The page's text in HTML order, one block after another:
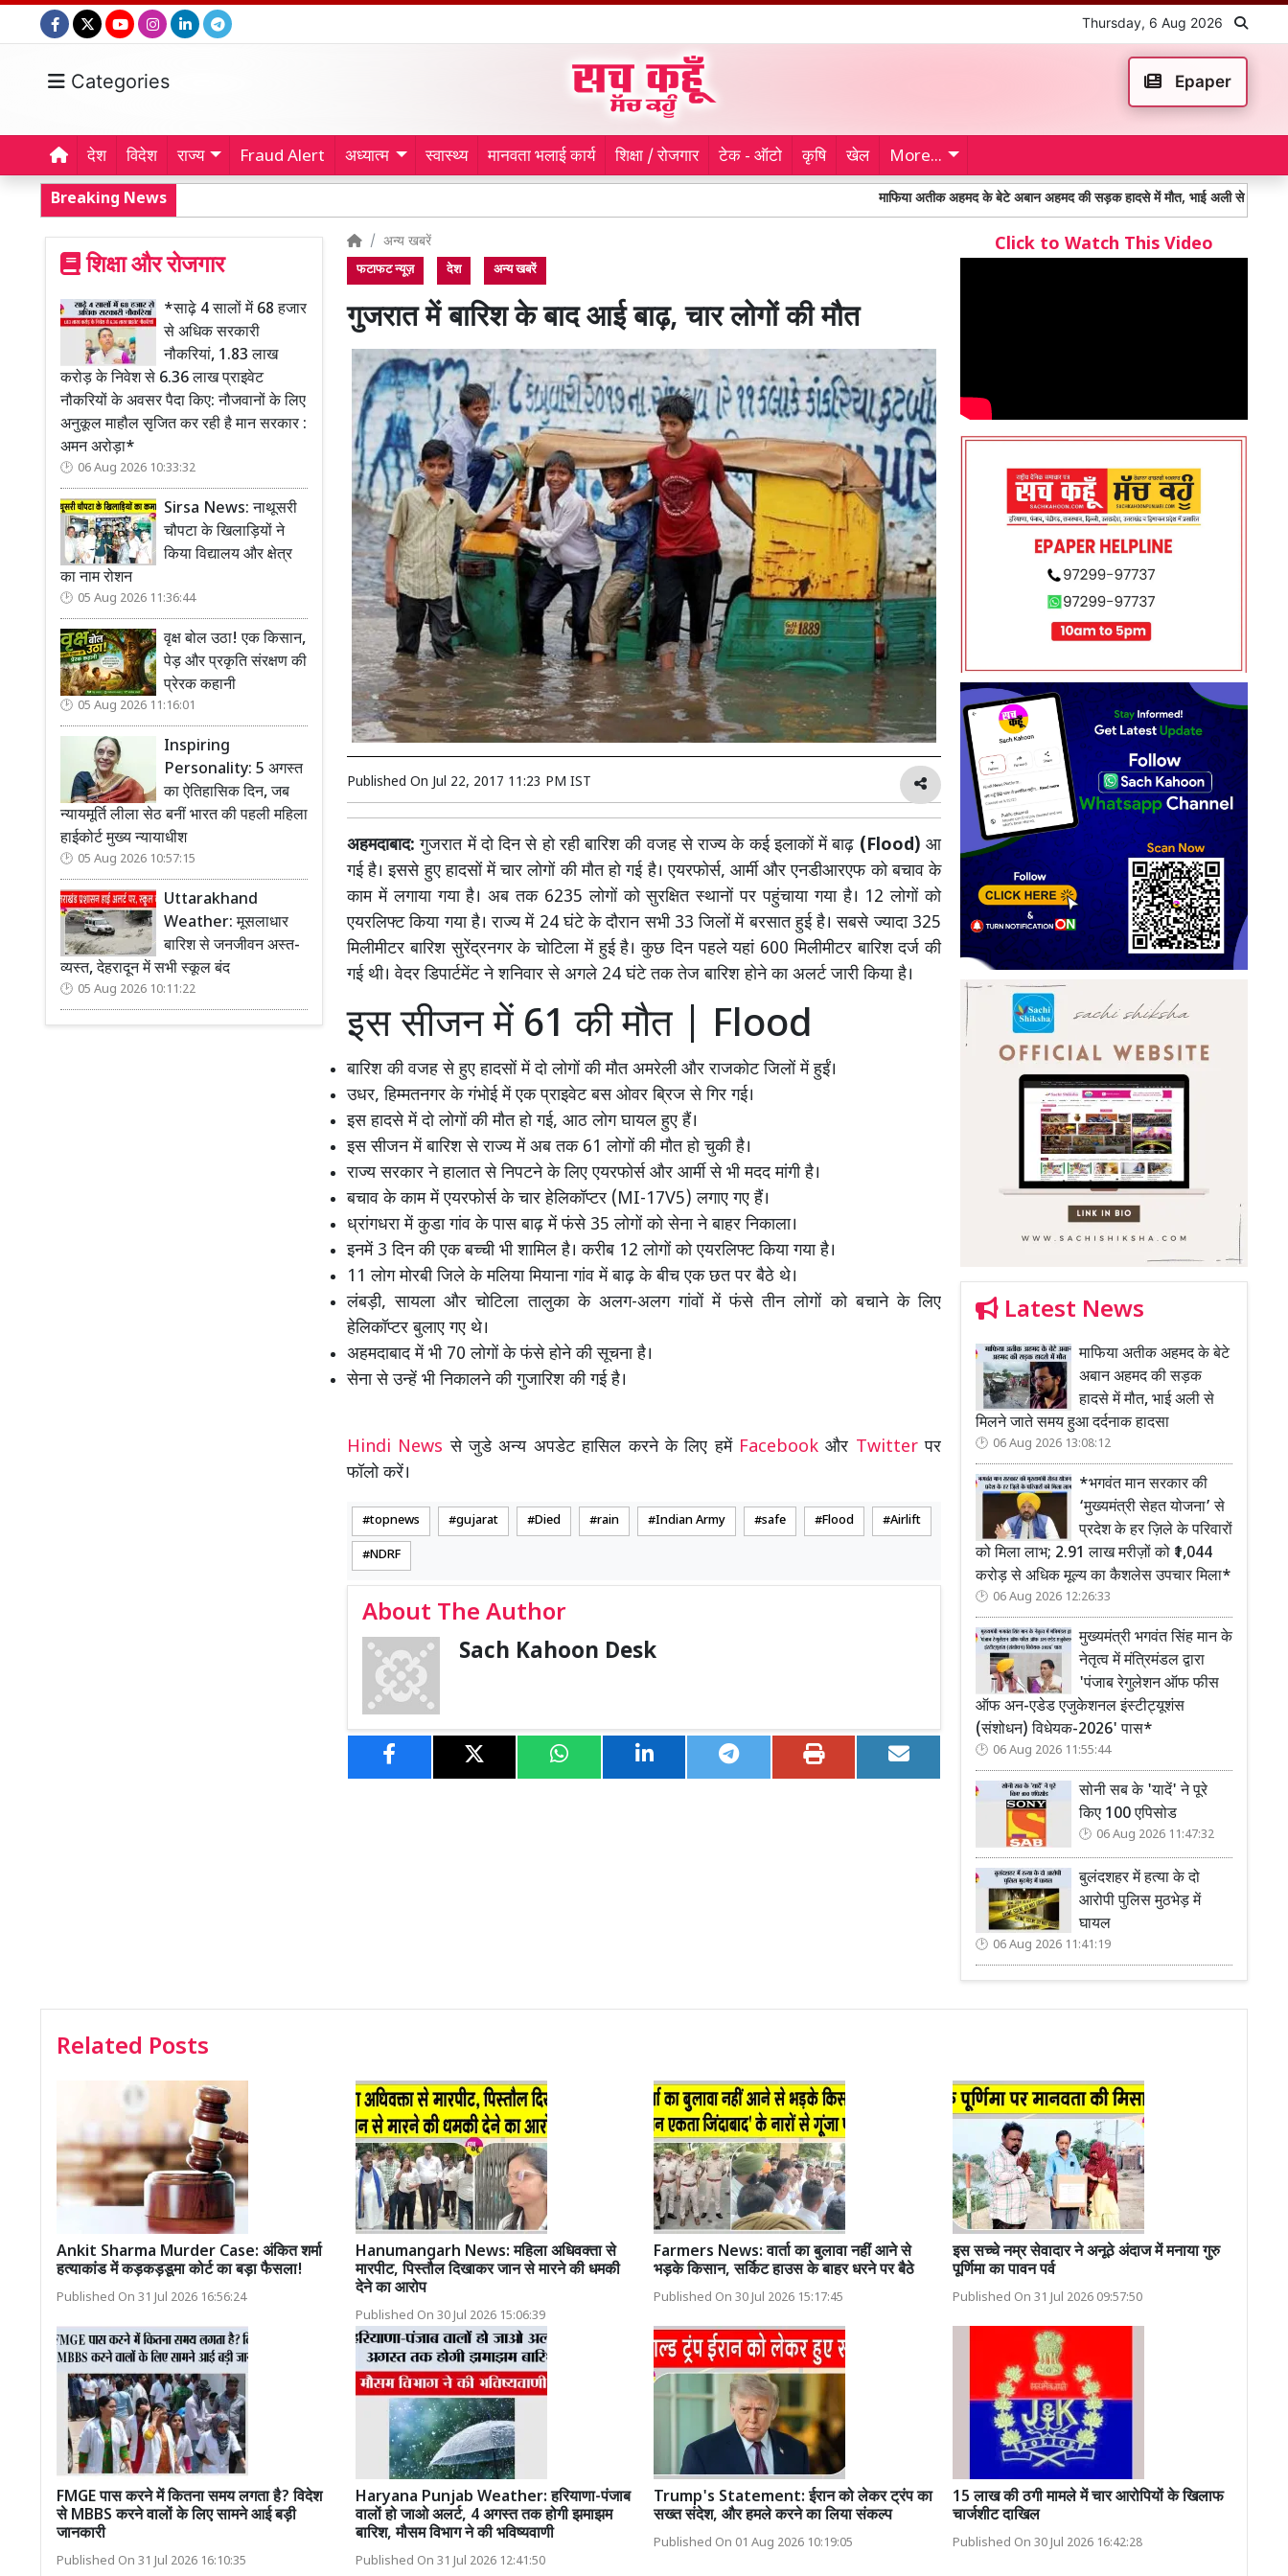
Thursday, 6 Aug 2026
Categories Epaper
देश विदेश राज्य Fraud Alert अध्यात्म स्वास्थ्य मानवता भलाई कार्य शिक्षा / रोजगार टेक - ऑटो कृषि खेल More...
Breaking News माफिया अतीक अहमद के बेटे अबान अहमद की सड़क हादसे में मौत, भाई अली से मिलने जाते समय हुआ
शिक्षा और रोजगार
*साढ़े 4 सालों में 68 हजार
से अधिक सरकारी
नौकरियां, 1.83 लाख
करोड़ के निवेश से 6.36 लाख प्राइवेट
नौकरियों के अवसर पैदा किए: नौजवानों के लिए
अनुकूल माहौल सृजित कर रही है मान सरकार :
अमन अरोड़ा*
06 Aug 2026 10:33:32
Sirsa News: नाथूसरी
चौपटा के खिलाड़ियों ने
किया विद्यालय और क्षेत्र
का नाम रोशन
05 Aug 2026 11:36:44
वृक्ष बोल उठा! एक किसान,
पेड़ और प्रकृति संरक्षण की
प्रेरक कहानी
05 Aug 2026 11:16:01
Inspiring
Personality: 5 अगस्त
का ऐतिहासिक दिन, जब
न्यायमूर्ति लीला सेठ बनीं भारत की पहली महिला
हाईकोर्ट मुख्य न्यायाधीश
05 Aug 2026 10:57:15
Uttarakhand
Weather: मूसलाधार
बारिश से जनजीवन अस्त-
व्यस्त, देहरादून में सभी स्कूल बंद
05 Aug 2026 10:11:22
अन्य खबरें
फटाफट न्यूज़ देश अन्य खबरें
गुजरात में बारिश के बाद आई बाढ़, चार लोगों की मौत
Published On Jul 22, 2017 11:23 PM IST
अहमदाबाद: गुजरात में दो दिन से हो रही बारिश की वजह से राज्य के कई इलाकों में बाढ़ (Flood) आ
गई है। इससे हुए हादसों में चार लोगों की मौत हो गई है। एयरफोर्स, आर्मी और एनडीआरएफ को बचाव के
काम में लगाया गया है। अब तक 6235 लोगों को सुरक्षित स्थानों पर पहुंचाया गया है। 12 लोगों को
एयरलिफ्ट किया गया है। राज्य में 24 घंटे के दौरान सभी 33 जिलों में बरसात हुई है। सबसे ज्यादा 325
मिलीमीटर बारिश सुरेंद्रनगर के चोटिला में हुई है। कुछ दिन पहले यहां 600 मिलीमीटर बारिश दर्ज की
गई थी। वेदर डिपार्टमेंट ने शनिवार से अगले 24 घंटे तक तेज बारिश होने का अलर्ट जारी किया है।
इस सीजन में 61 की मौत | Flood
बारिश की वजह से हुए हादसों में दो लोगों की मौत अमरेली और राजकोट जिलों में हुईं।
उधर, हिम्मतनगर के गंभोई में एक प्राइवेट बस ओवर ब्रिज से गिर गई।
इस हादसे में दो लोगों की मौत हो गई, आठ लोग घायल हुए हैं।
इस सीजन में बारिश से राज्य में अब तक 61 लोगों की मौत हो चुकी है।
राज्य सरकार ने हालात से निपटने के लिए एयरफोर्स और आर्मी से भी मदद मांगी है।
बचाव के काम में एयरफोर्स के चार हेलिकॉप्टर (MI-17V5) लगाए गए हैं।
ध्रांगधरा में कुडा गांव के पास बाढ़ में फंसे 35 लोगों को सेना ने बाहर निकाला।
इनमें 3 दिन की एक बच्ची भी शामिल है। करीब 12 लोगों को एयरलिफ्ट किया गया है।
11 लोग मोरबी जिले के मलिया मियाना गांव में बाढ़ के बीच एक छत पर बैठे थे।
लंबड़ी, सायला और चोटिला तालुका के अलग-अलग गांवों में फंसे तीन लाेगों को बचाने के लिए
हेलिकॉप्टर बुलाए गए थे।
अहमदाबाद में भी 70 लोगों के फंसे होने की सूचना है।
सेना से उन्हें भी निकालने की गुजारिश की गई है।
Hindi Newsसे जुडे अन्य अपडेट हासिल करने के लिए हमें Facebookऔर Twitterपर
फॉलो करें।
topnews gujarat Died rain Indian Army safe Flood Airlift
NDRF
About The Author
Sach Kahoon Desk
Click to Watch This Video
Latest News
माफिया अतीक अहमद के बेटे
अबान अहमद की सड़क
हादसे में मौत, भाई अली से
मिलने जाते समय हुआ दर्दनाक हादसा
06 Aug 2026 13:08:12
*भगवंत मान सरकार की
‘मुख्यमंत्री सेहत योजना’ से
प्रदेश के हर ज़िले के परिवारों
को मिला लाभ; 2.91 लाख मरीज़ों को ₹1,044
करोड़ से अधिक मूल्य का कैशलेस उपचार मिला*
06 Aug 2026 12:26:33
मुख्यमंत्री भगवंत सिंह मान के
नेतृत्व में मंत्रिमंडल द्वारा
'पंजाब रेगुलेशन ऑफ फीस
ऑफ अन-एडेड एजुकेशनल इंस्टीट्यूशंस
(संशोधन) विधेयक-2026' पास*
06 Aug 2026 11:55:44
सोनी सब के 'यादें' ने पूरे
किए 100 एपिसोड
06 Aug 2026 11:47:32
बुलंदशहर में हत्या के दो
आरोपी पुलिस मुठभेड़ में
घायल
06 Aug 2026 11:41:19
Related Posts
Ankit Sharma Murder Case: अंकित शर्मा
हत्याकांड में कड़कड़डूमा कोर्ट का बड़ा फैसला!
Published On 31 Jul 2026 16:56:24
Hanumangarh News: महिला अधिवक्ता से
मारपीट, पिस्तौल दिखाकर जान से मारने की धमकी
देने का आरोप
Published On 30 Jul 2026 15:06:39
Farmers News: वार्ता का बुलावा नहीं आने से
भड़के किसान, सर्किट हाउस के बाहर धरने पर बैठे
Published On 30 Jul 2026 15:17:45
इस सच्चे नम्र सेवादार ने अनूठे अंदाज में मनाया गुरु
पूर्णिमा का पावन पर्व
Published On 31 Jul 2026 09:57:50
FMGE पास करने में कितना समय लगता है? विदेश
से MBBS करने वालों के लिए सामने आई बड़ी
जानकारी
Published On 31 Jul 2026 16:10:35
Haryana Punjab Weather: हरियाणा-पंजाब
वालों हो जाओ अलर्ट, 4 अगस्त तक होगी झमाझम
बारिश, मौसम विभाग ने की भविष्यवाणी
Published On 31 Jul 2026 12:41:50
Trump's Statement: ईरान को लेकर ट्रंप का
सख्त संदेश, और हमले करने का लिया संकल्प
Published On 01 Aug 2026 10:19:05
15 लाख की ठगी मामले में चार आरोपियों के खिलाफ
चार्जशीट दाखिल
Published On 30 Jul 2026 16:42:28